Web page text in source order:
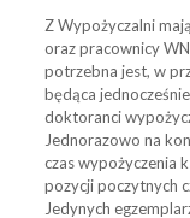
Z Wypożyczalni
oraz pracownicy
potrzebna jest, w
będąca
doktoranci
Jednorazowo na
czas wypożyczenia
pozycji poczytnych
Jedynych